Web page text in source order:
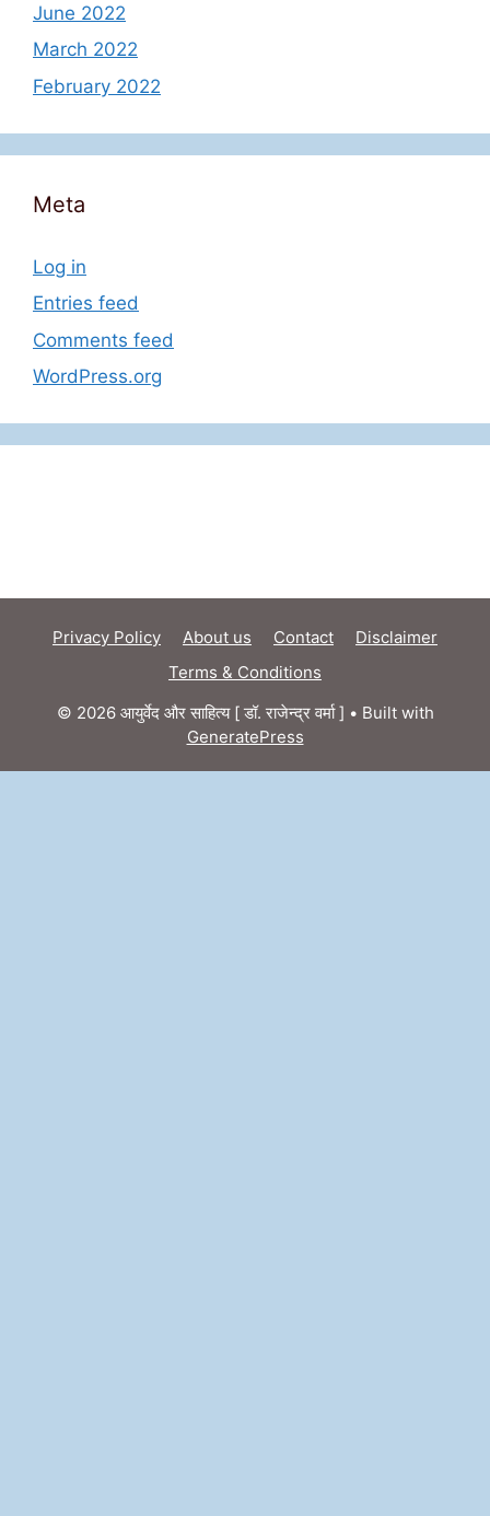
June 2022
March 2022
February 2022
Meta
Log in
Entries feed
Comments feed
WordPress.org
Privacy Policy About us Contact
Disclaimer
Terms & Conditions
© 2026 आयुर्वेद और साहित्य [ डॉ. राजेन्द्र वर्मा ] • Built with
GeneratePress